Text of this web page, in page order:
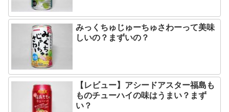
みっくちゅじゅーちゅさわーって美味
しいの？まずいの？
【レビュー】アシードアスター福島も
ものチューハイの味はうまい？まず
い？